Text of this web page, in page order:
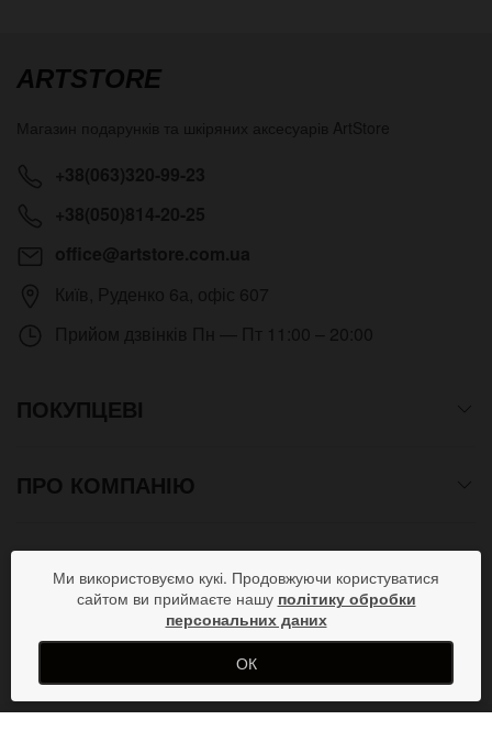
ARTSTORE
ПОКУПЦЕВІ
ПРО КОМПАНІЮ
СПОСОБИ ОПЛАТИ
ПРИЄДНУЙСЯ В СОЦМЕРЕЖАХ
Ми використовуємо кукі. Продовжуючи користуватися
сайтом ви приймаєте нашу політику обробки
персональних даних
ОК